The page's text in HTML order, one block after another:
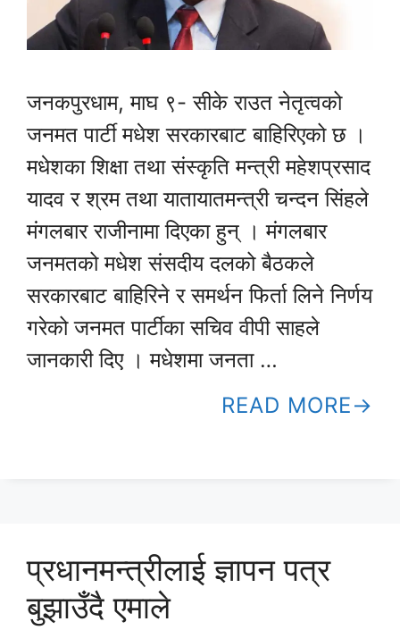
जनकपुरधाम, माघ ९- सीके राउत नेतृत्वको
जनमत पार्टी मधेश सरकारबाट बाहिरिएको छ ।
मधेशका शिक्षा तथा संस्कृति मन्त्री महेशप्रसाद
यादव र श्रम तथा यातायातमन्त्री चन्दन सिंहले
मंगलबार राजीनामा दिएका हुन् । मंगलबार
जनमतको मधेश संसदीय दलको बैठकले
सरकारबाट बाहिरिने र समर्थन फिर्ता लिने निर्णय
गरेको जनमत पार्टीका सचिव वीपी साहले
जानकारी दिए । मधेशमा जनता …
READ MORE
प्रधानमन्त्रीलाई ज्ञापन पत्र
बुझाउँदै एमाले